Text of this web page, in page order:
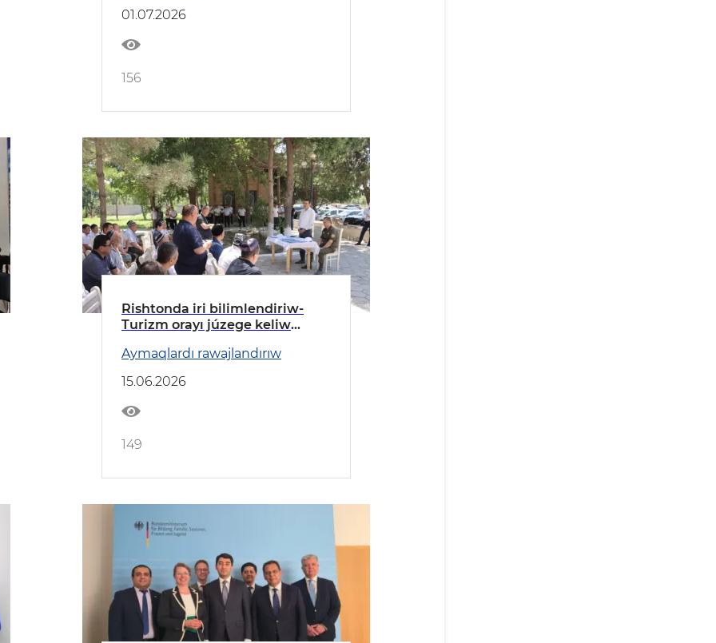
01.07.2026
156
Rishtonda iri bilimlendiriw-
Turizm orayı júzege keliw
Aymaqlardı rawajlandırıw
15.06.2026
149